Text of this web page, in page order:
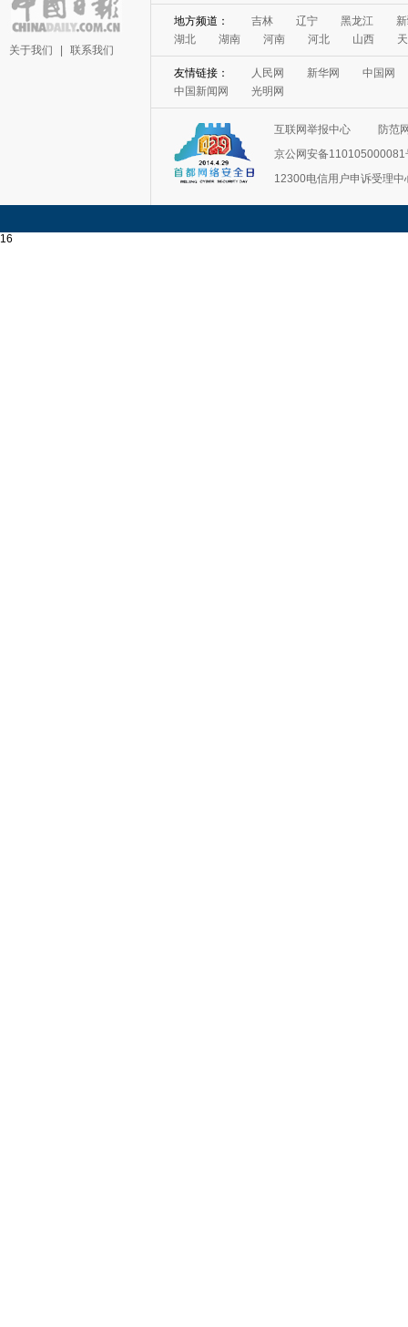
关于我们 联系我们
地方频道： 吉林 辽宁 黑龙江
湖北
湖南 河南 河北 山西
友情链接： 人民网 新华网
中国网
中国新闻网
光明网
互联网举报中心
防范
京公网安备110105000081
12300电信用户申诉受理中
16